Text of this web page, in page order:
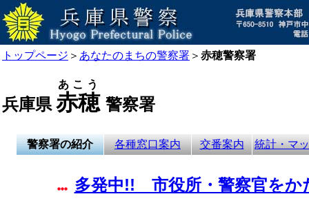
トップページ ＞ あなたのまちの警察署 ＞ 赤穂警察署
兵庫県赤穂
あこう
警察署
警察署の紹介 各種窓口案内 交番案内 統計・マ
多発中!! 市役所・警察官をか